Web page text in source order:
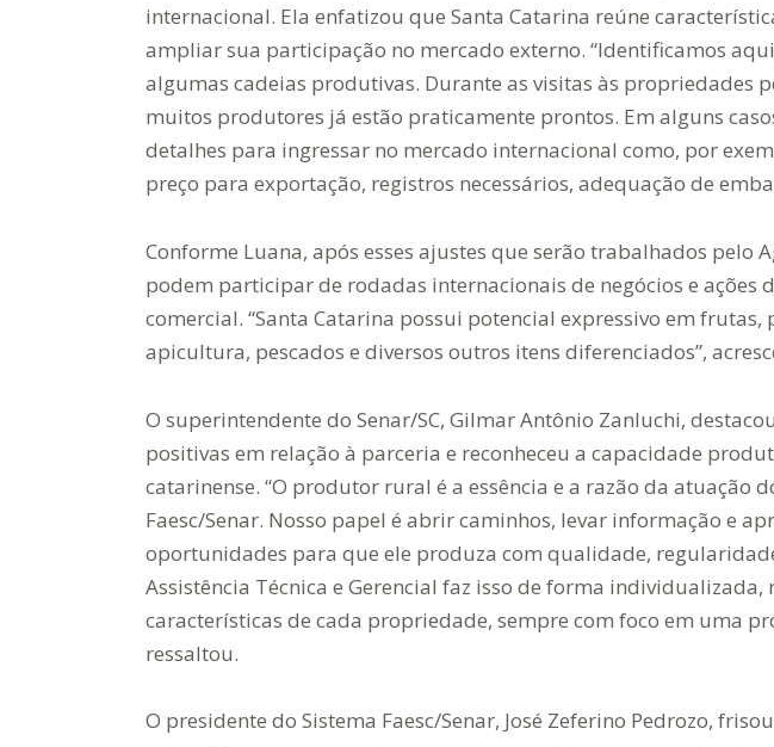
internacional. Ela enfatizou que Santa Catarina reúne
ampliar sua participação no mercado externo. “Identificamos
algumas cadeias produtivas. Durante as visitas às propriedades
muitos produtores já estão praticamente prontos. Em alguns
detalhes para ingressar no mercado internacional como, por
preço para exportação, registros necessários, adequação de
Conforme Luana, após esses ajustes que serão trabalhados pelo
podem participar de rodadas internacionais de negócios e ações
comercial. “Santa Catarina possui potencial expressivo em frutas,
apicultura, pescados e diversos outros itens diferenciados”,
O superintendente do Senar/SC, Gilmar Antônio Zanluchi,
positivas em relação à parceria e reconheceu a capacidade
catarinense. “O produtor rural é a essência e a razão da atuação
Faesc/Senar. Nosso papel é abrir caminhos, levar informação e
oportunidades para que ele produza com qualidade,
Assistência Técnica e Gerencial faz isso de forma individualizada,
características de cada propriedade, sempre com foco em uma
ressaltou.
O presidente do Sistema Faesc/Senar, José Zeferino Pedrozo,